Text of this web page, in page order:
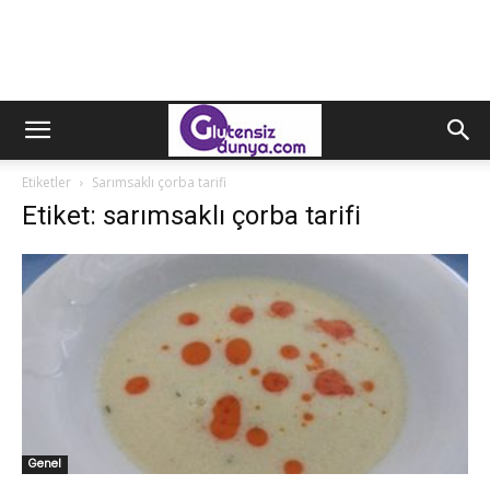
Etiketler Sarımsaklı çorba tarifi
Etiket: sarımsaklı çorba tarifi
Genel